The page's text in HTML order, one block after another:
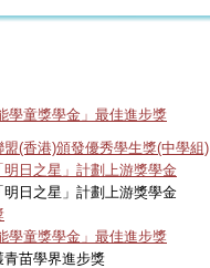
學童獎學金」最佳進步獎
(香港)頒發優秀學生獎(中學組)
日之星」計劃上游獎學金
日之星」計劃上游獎學金
學童獎學金」最佳進步獎
苗學界進步獎